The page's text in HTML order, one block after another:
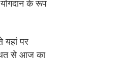
के रूप
यहां पर
से आज का